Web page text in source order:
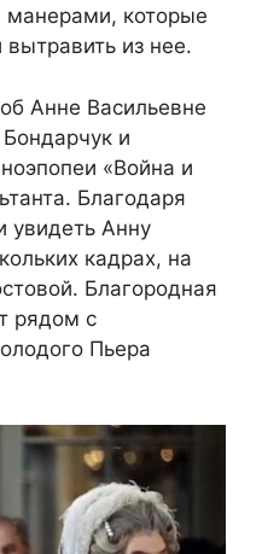
манерами, которые
из нее.
Анне Васильевне
и
«Война и
Благодаря
Анну
кадрах, на
Благородная
рядом с
Пьера